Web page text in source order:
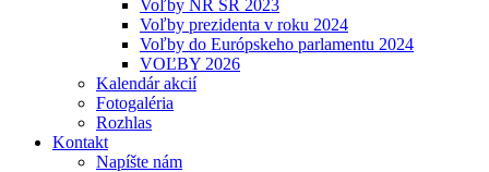
Voľby NR SR 2023
Voľby prezidenta v roku 2024
Voľby do Európskeho parlamentu 2024
VOĽBY 2026
Kalendár akcií
Fotogaléria
Rozhlas
Kontakt
Napíšte nám